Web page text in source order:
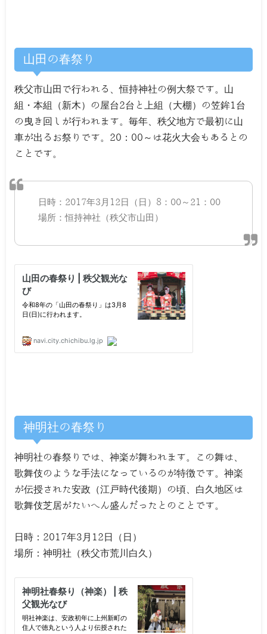
山田の春祭り
秩父市山田で行われる、恒持神社の例大祭です。山
組・本組（新木）の屋台2台と上組（大棚）の笠鉾1台
の曳き回しが行われます。毎年、秩父地方で最初に山
車が出るお祭りです。20：00～は花火大会もあるとの
ことです。
日時：2017年3月12日（日）8：00～21：00
場所：恒持神社（秩父市山田）
神明社の春祭り
神明社の春祭りでは、神楽が舞われます。この舞は、
歌舞伎のような手法になっているのが特徴です。神楽
が伝授された安政（江戸時代後期）の頃、白久地区は
歌舞伎芝居がたいへん盛んだったとのことです。
日時：2017年3月12日（日）
場所：神明社（秩父市荒川白久）